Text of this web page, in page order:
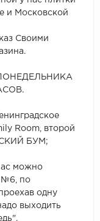
и Московской
Своими
Room, второй
БУМ;
можно
№6, по
одну
выходить